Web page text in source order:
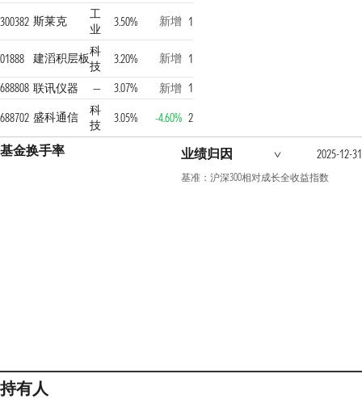
300382 斯莱克
工
业
3.50% 新增 1
01888 建滔积层板科
技
3.20% 新增 1
688808 联讯仪器 — 3.07% 新增 1
688702 盛科通信
科
技
3.05% -4.60% 2
基金换手率 业绩归因 2025-12-31
基准：沪深300相对成长全收益指数
持有人